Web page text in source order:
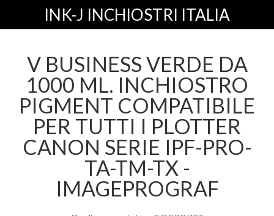
INK-J INCHIOSTRI ITALIA
V BUSINESS VERDE DA
1000 ML. INCHIOSTRO
PIGMENT COMPATIBILE
PER TUTTI I PLOTTER
CANON SERIE IPF-PRO-
TA-TM-TX -
IMAGEPROGRAF